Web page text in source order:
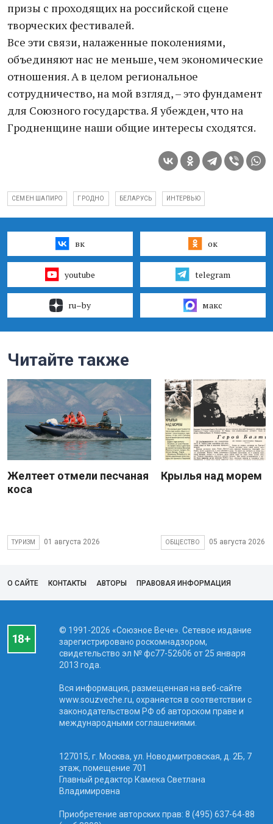
призы с проходящих на российской сцене
творческих фестивалей.
Все эти связи, налаженные поколениями,
объединяют нас не меньше, чем экономические
отношения. А в целом региональное
сотрудничество, на мой взгляд, – это фундамент
для Союзного государства. Я убежден, что на
Гродненщине наши общие интересы сходятся.
СЕМЕН ШАПИРО ГРОДНО БЕЛАРУСЬ ИНТЕРВЬЮ
вк ок
youtube telegram
ru–by макс
Читайте также
Желтеет отмели песчаная
коса
ТУРИЗМ 01 августа 2026
Крылья над морем
ОБЩЕСТВО 05 августа 2026
О САЙТЕ КОНТАКТЫ АВТОРЫ ПРАВОВАЯ ИНФОРМАЦИЯ
© 1991-2026 «Союзное Вече». Сетевое издание
зарегистрировано роскомнадзором,
свидетельство эл № фc77-52606 от 25 января
2013 года.
Вся информация, размещенная на веб-сайте
www.souzveche.ru, охраняется в соответствии с
законодательством РФ об авторском праве и
международными соглашениями.
127015, г. Москва, ул. Новодмитровская, д. 2Б, 7
этаж, помещение 701
Главный редактор Камека Светлана
Владимировна
Приобретение авторских прав: 8 (495) 637-64-88